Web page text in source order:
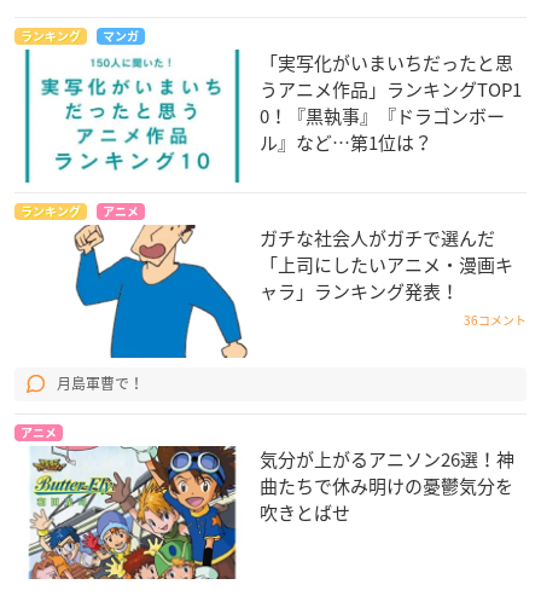
ランキング マンガ
「実写化がいまいちだったと思
うアニメ作品」ランキングTOP1
0！『黒執事』『ドラゴンボー
ル』など…第1位は？
ランキング アニメ
ガチな社会人がガチで選んだ
「上司にしたいアニメ・漫画キ
ャラ」ランキング発表！
36コメント
月島軍曹で！
アニメ
気分が上がるアニソン26選！神
曲たちで休み明けの憂鬱気分を
吹きとばせ